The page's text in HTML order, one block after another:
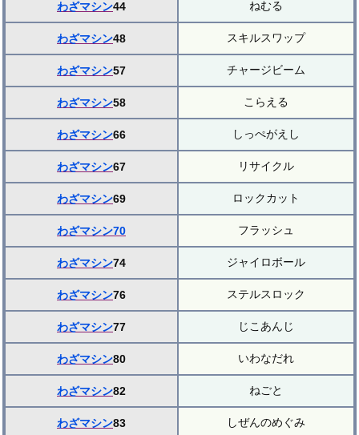
わざマシン44 ねむる
わざマシン48 スキルスワップ
わざマシン57 チャージビーム
わざマシン58 こらえる
わざマシン66 しっぺがえし
わざマシン67 リサイクル
わざマシン69 ロックカット
わざマシン70 フラッシュ
わざマシン74 ジャイロボール
わざマシン76 ステルスロック
わざマシン77 じこあんじ
わざマシン80 いわなだれ
わざマシン82 ねごと
わざマシン83 しぜんのめぐみ